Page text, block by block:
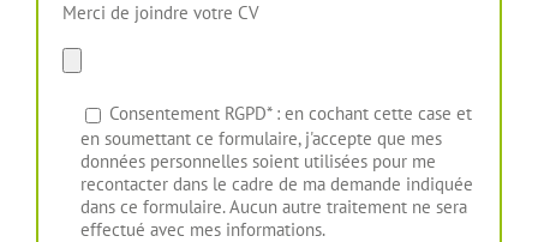
Merci de joindre votre CV
Consentement RGPD* : en cochant cette case et
en soumettant ce formulaire, j'accepte que mes
données personnelles soient utilisées pour me
recontacter dans le cadre de ma demande indiquée
dans ce formulaire. Aucun autre traitement ne sera
effectué avec mes informations.